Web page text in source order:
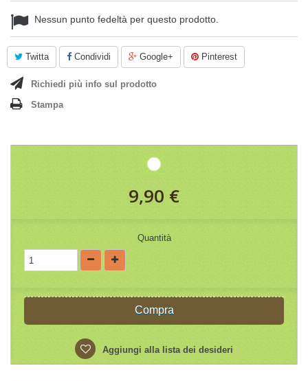
Nessun punto fedeltà per questo prodotto.
Twitta Condividi Google+ Pinterest
Richiedi più info sul prodotto
Stampa
9,90 €
Quantità
Compra
Aggiungi alla lista dei desideri